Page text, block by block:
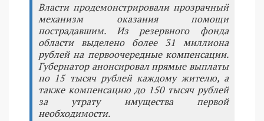
Власти продемонстрировали прозрачный
механизм оказания помощи
пострадавшим. Из резервного фонда
области выделено более 31 миллиона
рублей на первоочередные компенсации.
Губернатор анонсировал прямые выплаты
по 15 тысяч рублей каждому жителю, а
также компенсацию до 150 тысяч рублей
за утрату имущества первой
необходимости.